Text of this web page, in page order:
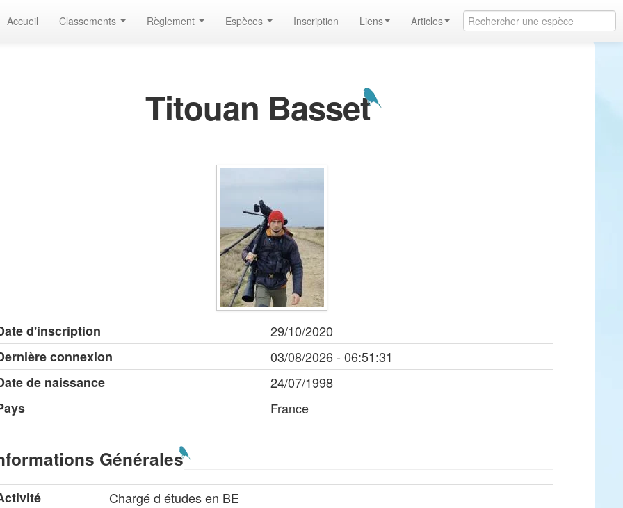
Accueil Classements Règlement Espèces Inscription Liens Articles
Titouan Basset
d'inscription
29/10/2020
connexion
03/08/2026 - 06:51:31
de naissance
24/07/1998
France
Générales
Chargé d études en BE